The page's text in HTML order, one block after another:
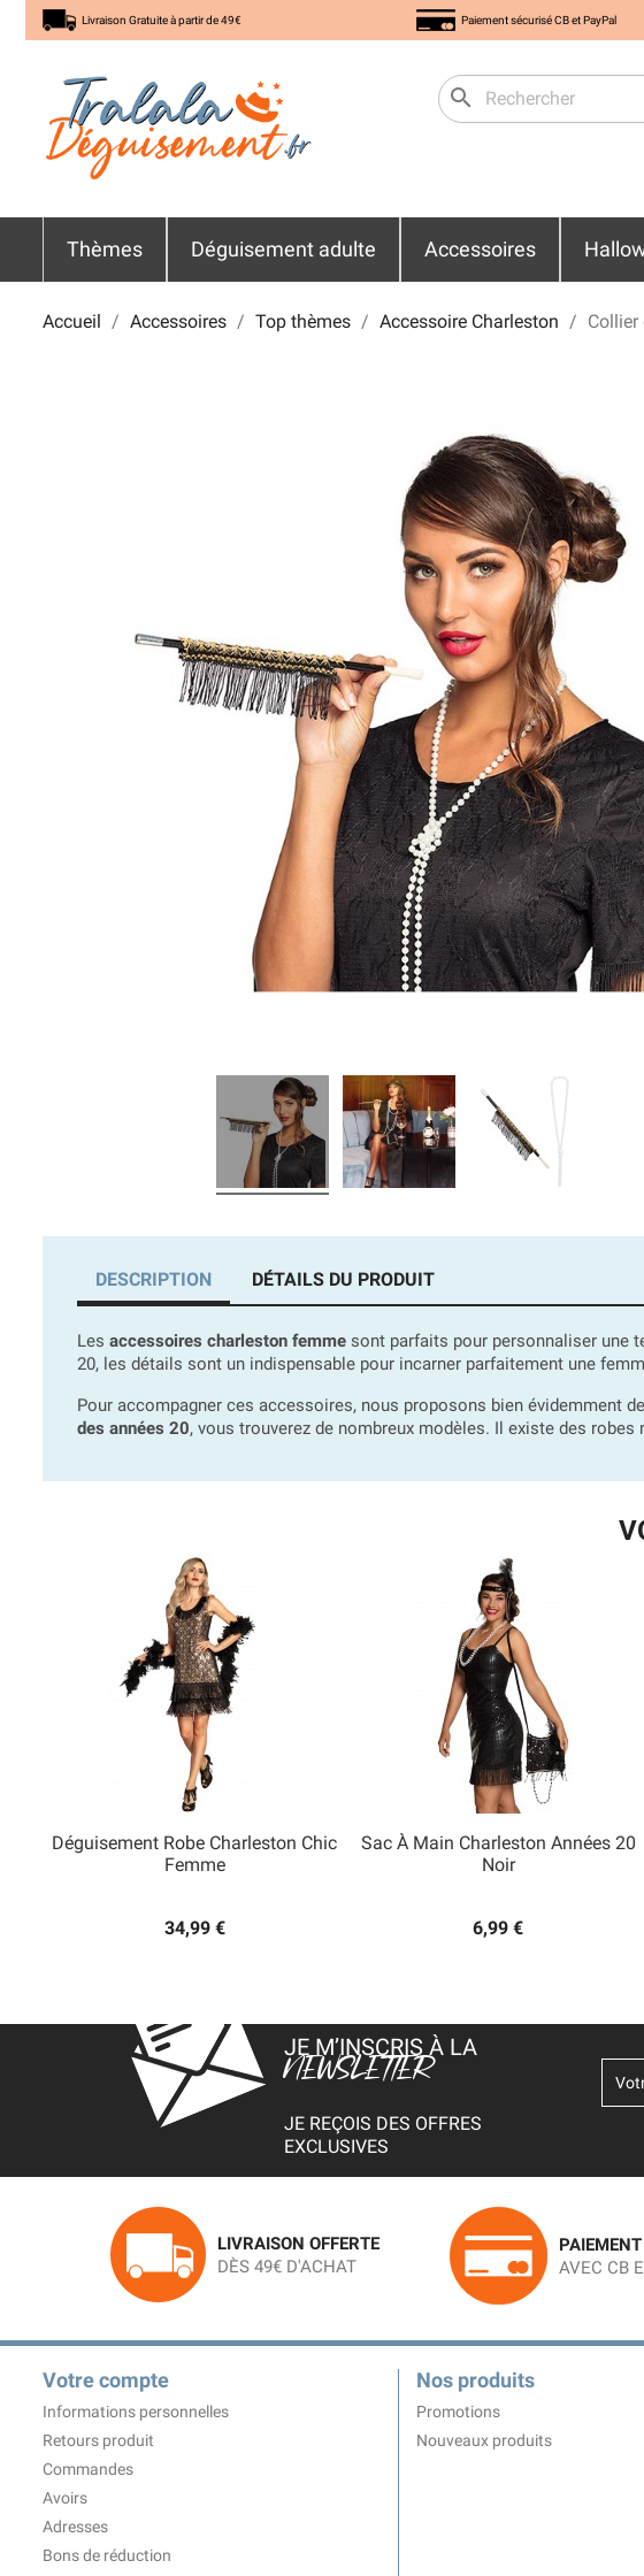
Livraison Gratuite à partir de 49€ Paiement sécurisé CB et PayPal
search
Thèmes Déguisement adulte Accessoires
Accueil Accessoires Top thèmes Accessoire Charleston Collier
DESCRIPTION DÉTAILS DU PRODUIT
Les accessoires charleston femme sont parfaits pour personnaliser une
20, les détails sont un indispensable pour incarner parfaitement une
Pour accompagner ces accessoires, nous proposons bien évidemment
des années 20, vous trouverez de nombreux modèles. Il existe des robes
Déguisement Robe Charleston Chic
Femme
34,99 €
Aperçu rapide
Sac À Main Charleston Années 20
Noir
6,99 €
Aperçu rapide
JE M’INSCRIS À LA
NEWSLETTER
JE REÇOIS DES OFFRES
EXCLUSIVES
LIVRAISON OFFERTE
DÈS 49€ D'ACHAT
AVEC CB
Votre compte
Informations personnelles
Retours produit
Commandes
Avoirs
Adresses
Bons de réduction
Nos produits
Promotions
Nouveaux produits